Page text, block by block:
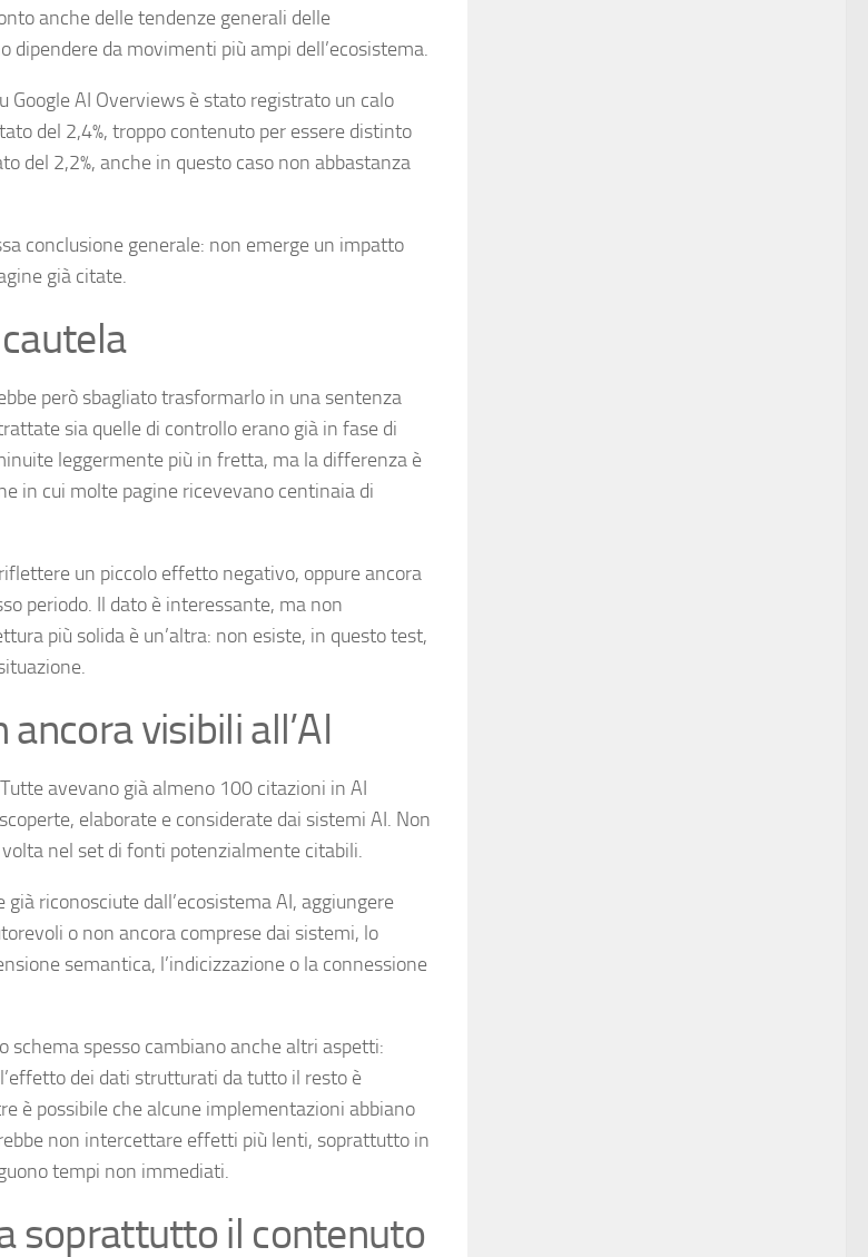
anche delle tendenze generali delle
da movimenti più ampi dell’ecosistema.
AI Overviews è stato registrato un calo
del 2,4%, troppo contenuto per essere distinto
del 2,2%, anche in questo caso non abbastanza
conclusione generale: non emerge un impatto
già citate.
però sbagliato trasformarlo in una sentenza
sia quelle di controllo erano già in fase di
leggermente più in fretta, ma la differenza è
in cui molte pagine ricevevano centinaia di
un piccolo effetto negativo, oppure ancora
periodo. Il dato è interessante, ma non
più solida è un’altra: non esiste, in questo test,
visibili all’AI
avevano già almeno 100 citazioni in AI
elaborate e considerate dai sistemi AI. Non
nel set di fonti potenzialmente citabili.
riconosciute dall’ecosistema AI, aggiungere
o non ancora comprese dai sistemi, lo
semantica, l’indicizzazione o la connessione
schema spesso cambiano anche altri aspetti:
dei dati strutturati da tutto il resto è
è possibile che alcune implementazioni abbiano
non intercettare effetti più lenti, soprattutto in
tempi non immediati.
soprattutto il contenuto